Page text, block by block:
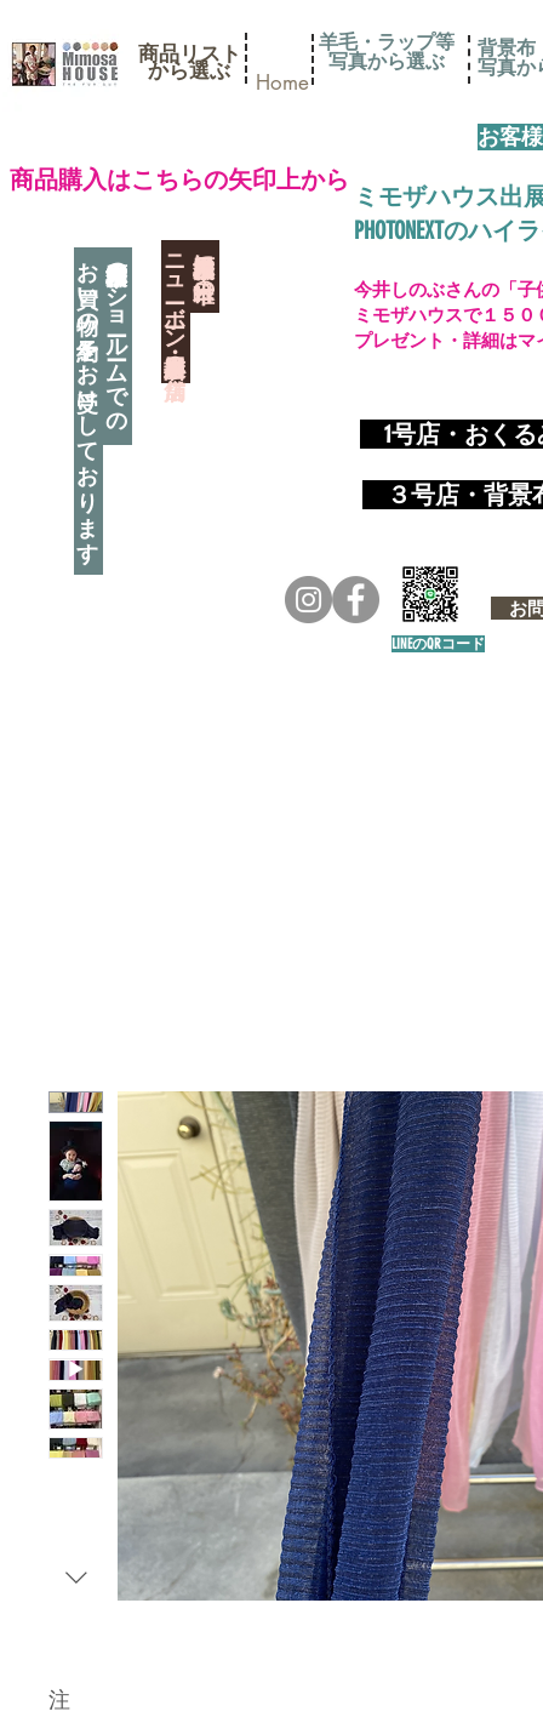
商品リスト
​から選ぶ Home
​商品購入はこちらの矢印上から
神奈川県相模原市に日本唯一の
​ニューボーン撮影用小道具店・３店舗
羊毛・ラップ等
写真から選ぶ
背景布
写真か
お客
ミモザハウス出
PHOTONEXTのハ
神奈川県相模原市のショールームでの
お買い物の予約をお受けしております 1号店・おく
​ ３号店・背
お
今井しのぶさんの「
ミモザハウスで１５
プレゼント・詳細は
LINEのQRコード
注